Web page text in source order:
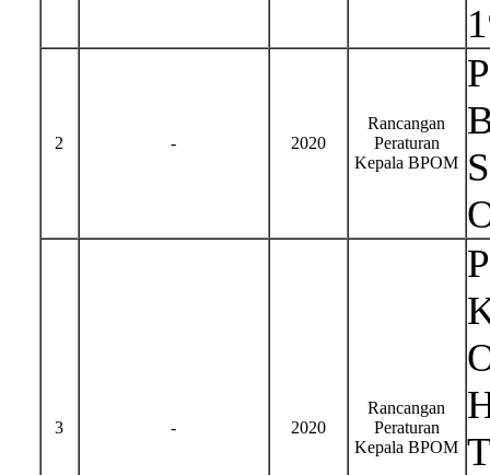
2 - 2020
Rancangan
Peraturan
Kepala BPOM
3 - 2020
Rancangan
Peraturan
Kepala BPOM